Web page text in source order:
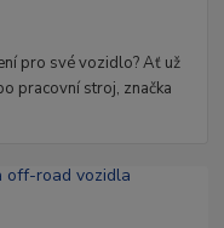
pro své vozidlo? Ať už
pracovní stroj, značka